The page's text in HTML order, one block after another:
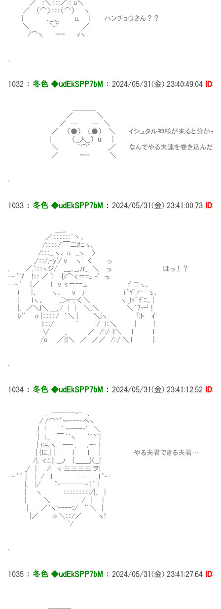
／ ::＼::::::／::: u＼
／ （⌒）:::::::（⌒） ヽ
| ､__',_, u. | ハンチョウさん？？
＼ `‐'´ ／
/⌒ヽ ー‐ ｨヽ
1032 ： 冬色 ◆udEkSPP7bM ： 2024/05/31(金) 23:40:49.04
／ ＼
／ ─ ─ ＼
／ （●） （●） ＼ イシュタル神様が来ると分かって
| （__人__） u |
＼ ｀⌒´ ,／ なんでやる夫達を巻き込んだんだ
／ ー‐ ＼
1033 ： 冬色 ◆udEkSPP7bM ： 2024/05/31(金) 23:41:00.73
／::::::::::::｀丶、
/::::::::/ﾞ￣二#ﾆゝ、
/:::::__:ヽ、 u __ヽ >
,/::::/,‐y'/ v ヽ' く っ
. ／,':::::ヽジ/ ＿､__,ﾉr_ ＼ っ はっ！？
-‐ ''７ !:::: ／ ﾞl ｛ｉ⌒ヾ＝=ｭ ｰ' っ
--‐,' |／ ｌ v ヾ＝==ュ r'.二ヽ、
i |、 ヽ、 v j ｉ＾Yﾞ r─ ゝ、
│ ｌヽ、 ,＞r┬く ＼ ヽ._Ｈﾞ ｆﾞﾆ、|
|. ／＼l＼.＿,./ ││ ＼.＼ ＼｀7ｰ┘!
ﾚ'′ o |:::::::::/ ´＼ | ＼|ヽ. ｢:ト ｲ
l:::::/ ` ./ l::＼. | |
∨ _ ／ /::/ .ｌ＼ l l
/o ／|ｌ＼ ／ ／／ /::/ ＼.l |
1034 ： 冬色 ◆udEkSPP7bM ： 2024/05/31(金) 23:41:12.52
, -───‐- 、
/ /⌒`'''ー---‐ヘヽ
.l l ` ー---‐'' ＼
| L_ ￣｀`ヽ '⌒`|
| r:=､ヽ. ─- , ､-‐│
| {に.| |. l l | やる夫君できる夫君…
/|. ヾﾆ|l __,ﾉ {.＿＿}（__!
_/ | /l ヾ:三三三三:ヲ|
-‐ ''´ | │ / :l --- ,1`ｰ-
|. |/ `ｰ-------‐1´ |
| ヽ ::::::::::::::::::/|. |
| ＼ / | |
| ／｀ヽ:ｰ---::/ '´＼ |
|／ o ＼::::/／ ヽ!
`/
1035 ： 冬色 ◆udEkSPP7bM ： 2024/05/31(金) 23:41:27.64